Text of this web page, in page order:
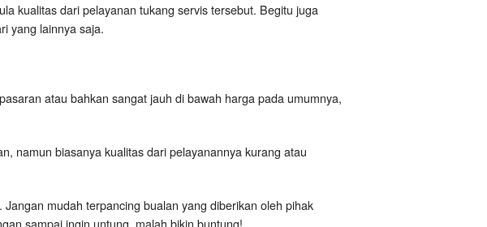
kualitas dari pelayanan tukang servis tersebut. Begitu juga
yang lainnya saja.
atau bahkan sangat jauh di bawah harga pada umumnya,
namun biasanya kualitas dari pelayanannya kurang atau
mudah terpancing bualan yang diberikan oleh pihak
sampai ingin untung, malah bikin buntung!